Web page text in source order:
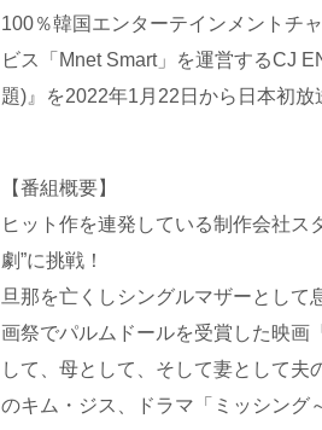
100％韓国エンターテインメントチ
ビス「Mnet Smart」を運営するCJ
題)』を2022年1月22日から日本初放
【番組概要】
ヒット作を連発している制作会社ス
劇”に挑戦！
旦那を亡くしシングルマザーとし
画祭でパルムドールを受賞した映画
して、母として、そして妻として
のキム・ジス、ドラマ「ミッシング